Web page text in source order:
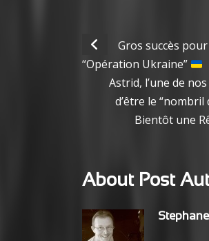
Gros succès
“Opération Ukraine”
Astrid, l’une de
d’être le
Bientôt une
About Post